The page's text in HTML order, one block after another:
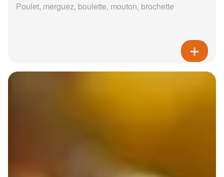
Poulet, merguez, boulette, mouton, brochette